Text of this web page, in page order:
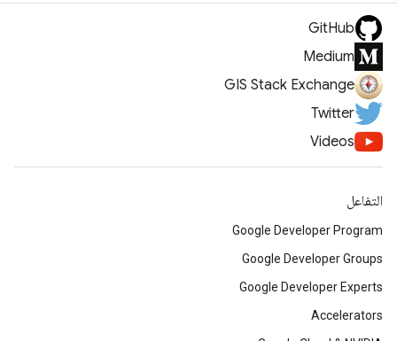
GitHub
Medium
GIS Stack Exchange
Twitter
Videos
التفاعل
Google Developer Program
Google Developer Groups
Google Developer Experts
Accelerators